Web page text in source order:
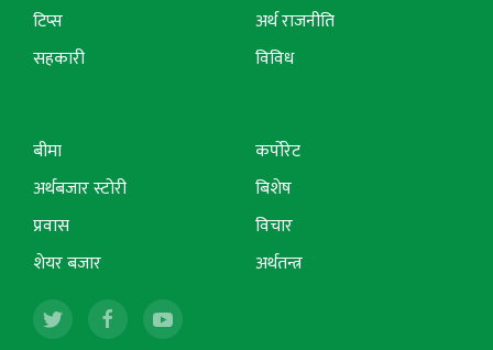
टिप्स
सहकारी
अर्थ राजनीति
विविध
बीमा
अर्थबजार स्टोरी
प्रवास
शेयर बजार
कर्पोरेट
बिशेष
विचार
अर्थतन्त्र